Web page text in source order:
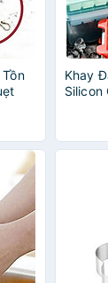
Khay
Silicon